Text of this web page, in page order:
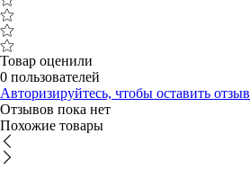
Товар оценили
0 пользователей
Авторизируйтесь, чтобы оставить отзыв
Отзывов пока нет
Похожие товары